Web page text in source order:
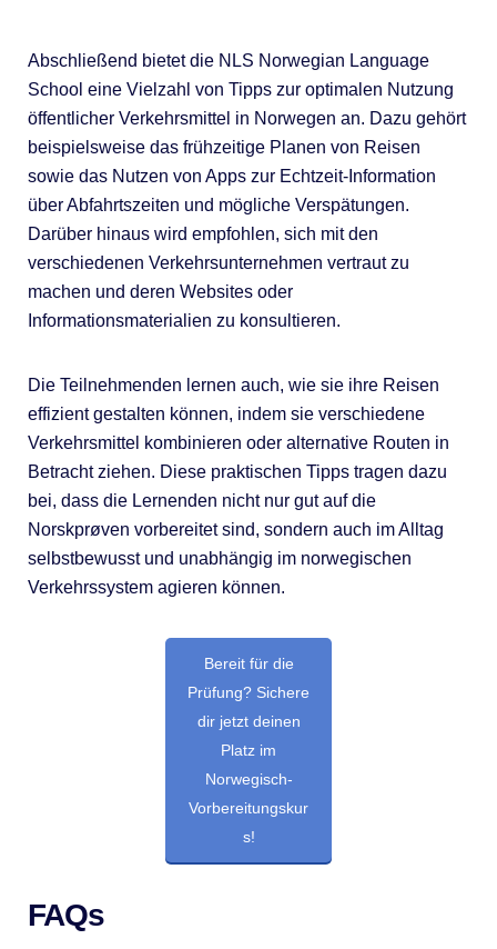
Abschließend bietet die NLS Norwegian Language
School eine Vielzahl von Tipps zur optimalen Nutzung
öffentlicher Verkehrsmittel in Norwegen an. Dazu gehört
beispielsweise das frühzeitige Planen von Reisen
sowie das Nutzen von Apps zur Echtzeit-Information
über Abfahrtszeiten und mögliche Verspätungen.
Darüber hinaus wird empfohlen, sich mit den
verschiedenen Verkehrsunternehmen vertraut zu
machen und deren Websites oder
Informationsmaterialien zu konsultieren.
Die Teilnehmenden lernen auch, wie sie ihre Reisen
effizient gestalten können, indem sie verschiedene
Verkehrsmittel kombinieren oder alternative Routen in
Betracht ziehen. Diese praktischen Tipps tragen dazu
bei, dass die Lernenden nicht nur gut auf die
Norskprøven vorbereitet sind, sondern auch im Alltag
selbstbewusst und unabhängig im norwegischen
Verkehrssystem agieren können.
Bereit für die
Prüfung? Sichere
dir jetzt deinen
Platz im
Norwegisch-
Vorbereitungskur
s!
FAQs